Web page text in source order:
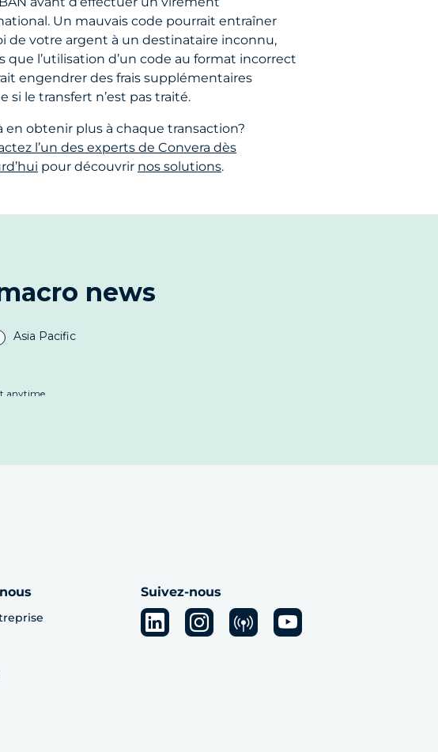
Un mauvais code pourrait entraîner
de votre argent à un destinataire inconnu,
que l’utilisation d’un code au format incorrect
engendrer des frais supplémentaires
si le transfert n’est pas traité.
en obtenir plus à chaque transaction?
l’un des experts de Convera dès
pour découvrir nos solutions.
Suivez-nous